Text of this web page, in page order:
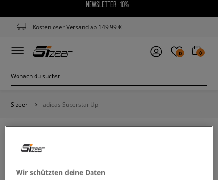
NEWSLETTER -10%
Kostenloser Versand ab 149,99 €
0 0
Sizeer > adidas Superstar Up
Wir schützten deine Daten